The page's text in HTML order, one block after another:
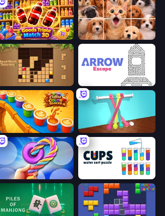
Goods Triple Match 3D Jigpic Solitaire
Wood Block Journey Arrow Escape
Coffee Color Blocks Tangle Master
Twisted Tangle Cups - Water Sort Puzzle